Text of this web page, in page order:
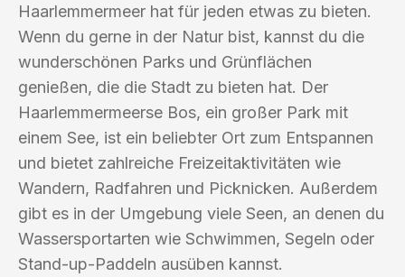
Haarlemmermeer hat für jeden etwas zu bieten.
Wenn du gerne in der Natur bist, kannst du die
wunderschönen Parks und Grünflächen
genießen, die die Stadt zu bieten hat. Der
Haarlemmermeerse Bos, ein großer Park mit
einem See, ist ein beliebter Ort zum Entspannen
und bietet zahlreiche Freizeitaktivitäten wie
Wandern, Radfahren und Picknicken. Außerdem
gibt es in der Umgebung viele Seen, an denen du
Wassersportarten wie Schwimmen, Segeln oder
Stand-up-Paddeln ausüben kannst.